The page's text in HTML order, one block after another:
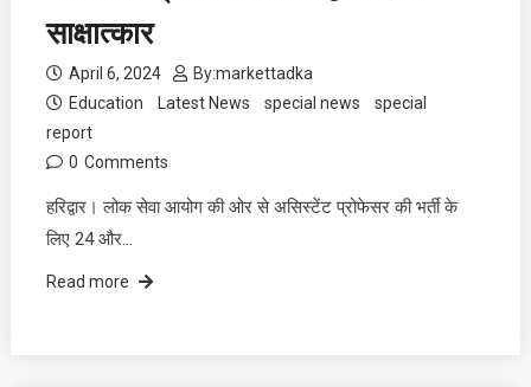
साक्षात्कार
April 6, 2024 By:markettadka
Education
Latest News special news
special
report
0 Comments
हरिद्वार। लोक सेवा आयोग की ओर से असिस्टेंट प्रोफेसर की भर्ती के
लिए 24 और…
Read more